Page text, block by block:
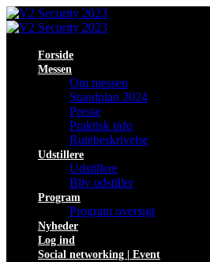
Forside
Messen
Om messen
Standplan 2024
Presse
Praktisk info
Rutebeskrivelse
Udstillere
Udstillere
Bliv udstiller
Program
Program oversigt
Nyheder
Log ind
Social networking | Event